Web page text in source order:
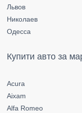
Львов
Николаев
Одесса
Купити авто за
Acura
Aixam
Alfa Romeo